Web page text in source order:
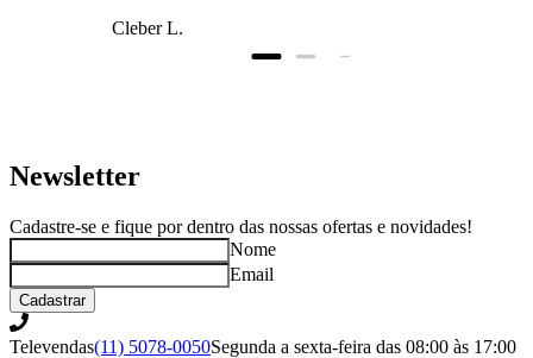
prazo, super bem
Cleber L.
Newsletter
Cadastre-se e fique por dentro das nossas ofertas e novidades!
Nome
Email
Cadastrar
Televendas(11) 5078-0050Segunda a sexta-feira das 08:00 às 17:00